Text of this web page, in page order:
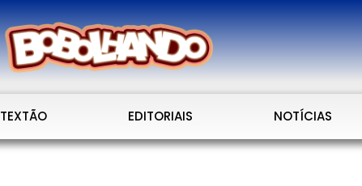
TEXTÃO EDITORIAIS NOTÍCIAS